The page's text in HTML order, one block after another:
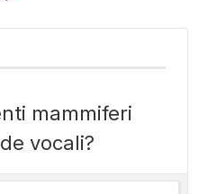
mammiferi
vocali?